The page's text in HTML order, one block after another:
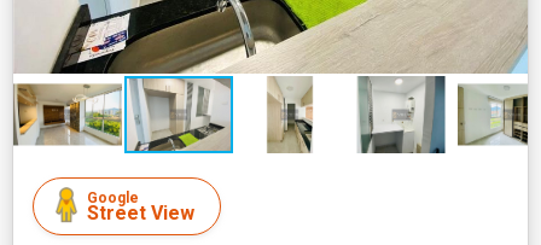
Google
Street View